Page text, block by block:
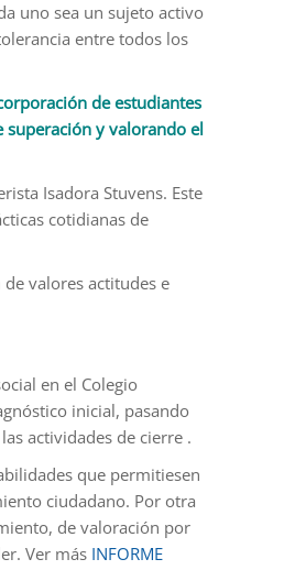
uno sea un sujeto activo
entre todos los
de estudiantes
superación y valorando el
Isadora Stuvens. Este
cotidianas de
valores actitudes e
en el Colegio
inicial, pasando
actividades de cierre .
que permitiesen
ciudadano. Por otra
de valoración por
Ver más INFORME